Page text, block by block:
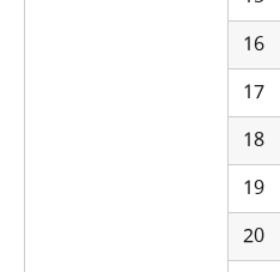
16
17
18
19
20